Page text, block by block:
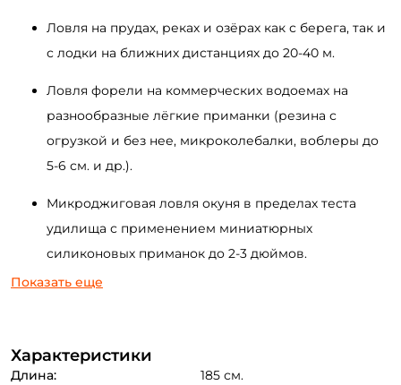
Ловля на прудах, реках и озёрах как с берега, так и
с лодки на ближних дистанциях до 20-40 м.
Ловля форели на коммерческих водоемах на
разнообразные лёгкие приманки (резина с
огрузкой и без нее, микроколебалки, воблеры до
5-6 см. и др.).
Микроджиговая ловля окуня в пределах теста
удилища с применением миниатюрных
силиконовых приманок до 2-3 дюймов.
Ловля форели, хариуса и голавля на небольших
Применение миниатюрных тейл-спиннеров,
Показать еще
Характеристики
Длина: 185 см.